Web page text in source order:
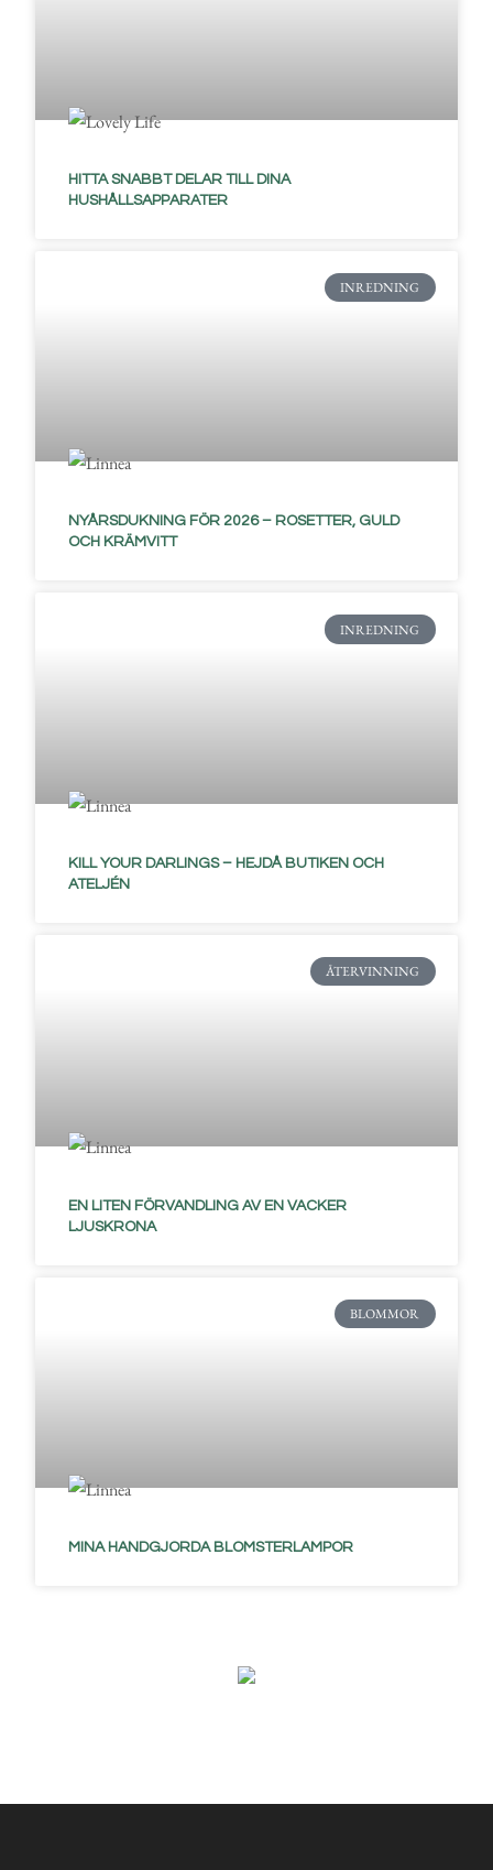
HITTA SNABBT DELAR TILL DINA
HUSHÅLLSAPPARATER
INREDNING
NYÅRSDUKNING FÖR 2026 – ROSETTER, GULD
OCH KRÄMVITT
INREDNING
KILL YOUR DARLINGS – HEJDÅ BUTIKEN OCH
ATELJÉN
ÅTERVINNING
EN LITEN FÖRVANDLING AV EN VACKER
LJUSKRONA
BLOMMOR
MINA HANDGJORDA BLOMSTERLAMPOR